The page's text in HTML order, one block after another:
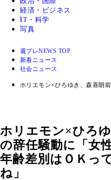
経済・ビジネス
IT・科学
写真
週プレNEWS TOP
新着ニュース
社会ニュース
ホリエモン×ひろゆき、森喜朗
ホリエモン×ひろ
の辞任騒動に「女
年齢差別はＯＫっ
ね」